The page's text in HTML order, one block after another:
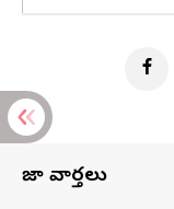
తాజా వార్తలు